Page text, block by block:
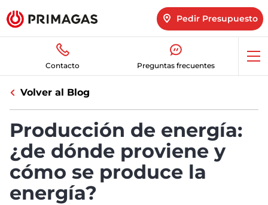
Pedir Presupuesto
Contacto Preguntas frecuentes
Volver al Blog
Producción de energía:
¿de dónde proviene y
cómo se produce la
energía?